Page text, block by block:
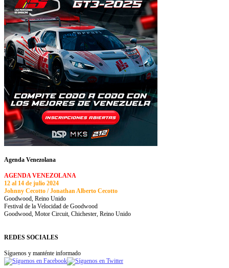
Agenda Venezolana
AGENDA VENEZOLANA
12 al 14 de julio 2024
Johnny Cecotto / Jonathan Alberto Cecotto
Goodwood, Reino Unido
Festival de la Velocidad de Goodwood
Goodwood, Motor Circuit, Chichester, Reino Unido
REDES SOCIALES
Síguenos y manténte informado